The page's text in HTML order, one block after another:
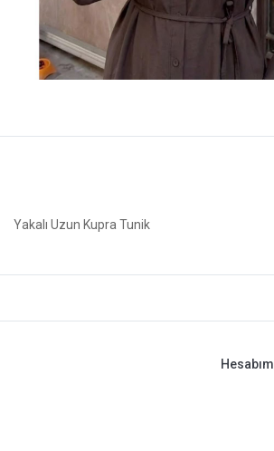
Yakalı Uzun Kupra Tunik
Hesabım